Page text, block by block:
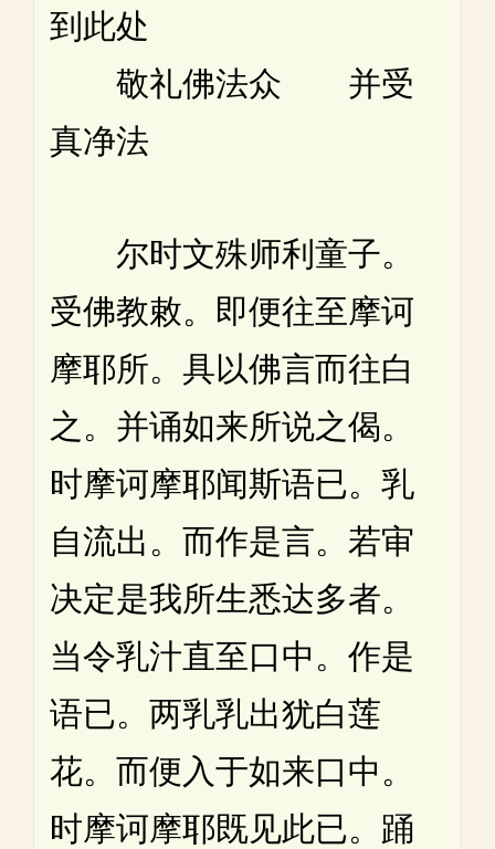
到此处
敬礼佛法众 并受
真净法
尔时文殊师利童子。
受佛教敕。即便往至摩诃
摩耶所。具以佛言而往白
之。并诵如来所说之偈。
时摩诃摩耶闻斯语已。乳
自流出。而作是言。若审
决定是我所生悉达多者。
当令乳汁直至口中。作是
语已。两乳乳出犹白莲
花。而便入于如来口中。
时摩诃摩耶既见此已。踊